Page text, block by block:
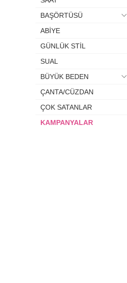
BAŞÖRTÜSÜ
ABİYE
GÜNLÜK STİL
SUAL
BÜYÜK BEDEN
ÇANTA/CÜZDAN
ÇOK SATANLAR
KAMPANYALAR